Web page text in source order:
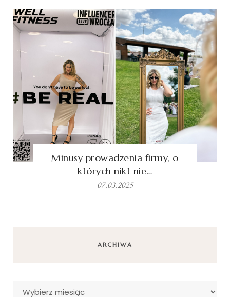
Minusy prowadzenia firmy, o
których nikt nie…
07.03.2025
ARCHIWA